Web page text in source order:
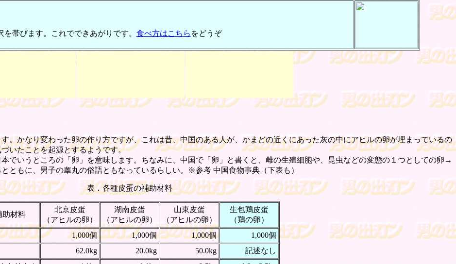
を帯びます。これでできあがりです。 食べ方はこちら をどうぞ
かなり変わった卵の作り方ですが、これは昔、中国のある人が、かまどの近くにあった灰の中にアヒルの卵が埋まっているの
いたことを起源とするようです。
でいうところの「卵」を意味します。ちなみに、中国で「卵」と書くと、雌の生殖細胞や、昆虫などの変態の１つとしての卵→
もに、男子の睾丸の俗語ともなっているらしい。※参考 中国食物事典（下表も）
表．各種皮蛋の補助材料
助材料
北京皮蛋
（アヒルの卵）
湖南皮蛋
（アヒルの卵）
山東皮蛋
（アヒルの卵）
生包鶏皮蛋
（鶏の卵）
1,000個 1,000個 1,000個
1,000個
62.0kg 20.0kg 50.0kg
記述なし